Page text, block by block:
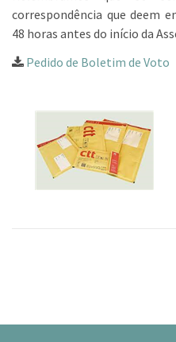
correspondência que deem
48 horas antes do início da
Pedido de Boletim de Voto